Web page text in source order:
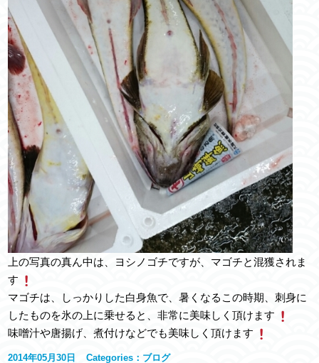
上の写真の真ん中は、ヨシノゴチですが、マゴチと混獲されま
す
マゴチは、しっかりした白身魚で、暑くなるこの時期、刺身に
したものを氷の上に乗せると、非常に美味しく頂けます
味噌汁や唐揚げ、煮付けなどでも美味しく頂けます
2014年05月30日 Categories： ブログ